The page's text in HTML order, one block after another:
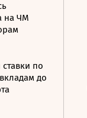
на ЧМ
по
до